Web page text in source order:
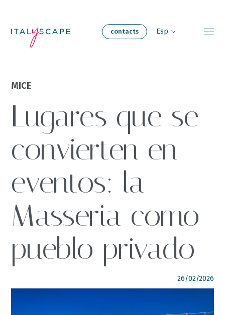
main
Contact
contacts Esp
Nuestros
hogares
Nuestro equipo
profesionales
+39 011 2293208
MICE
Lugares que se
convierten en
eventos: la
Masseria como
pueblo privado
26/02/2026